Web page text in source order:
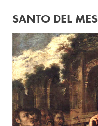
SANTO DEL MES